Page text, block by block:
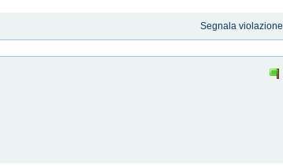
Segnala violazione